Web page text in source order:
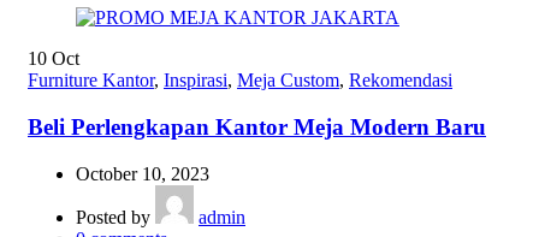
10 Oct
Furniture Kantor, Inspirasi, Meja Custom, Rekomendasi
Beli Perlengkapan Kantor Meja Modern Baru
October 10, 2023
Posted by
admin